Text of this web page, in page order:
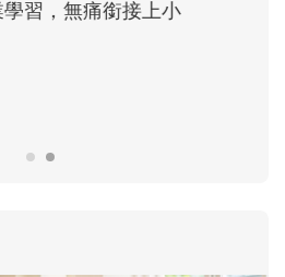
問題的能力養成。爸爸
，參與孩子每個重要的